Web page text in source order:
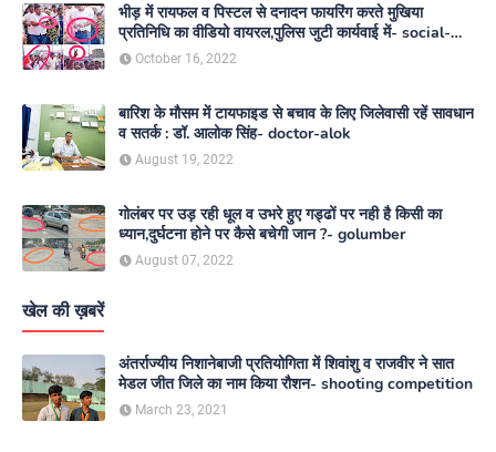
भीड़ में रायफल व पिस्टल से दनादन फायरिंग करते मुखिया
प्रतिनिधि का वीडियो वायरल,पुलिस जुटी कार्यवाई में- social-
media
October 16, 2022
बारिश के मौसम में टायफाइड से बचाव के लिए जिलेवासी रहें सावधान
व सतर्क : डॉ. आलोक सिंह- doctor-alok
August 19, 2022
गोलंबर पर उड़ रही धूल व उभरे हुए गड्ढों पर नही है किसी का
ध्यान,दुर्घटना होने पर कैसे बचेगी जान ?- golumber
August 07, 2022
खेल की ख़बरें
अंतर्राज्यीय निशानेबाजी प्रतियोगिता में शिवांशु व राजवीर ने सात
मेडल जीत जिले का नाम किया रौशन- shooting competition
March 23, 2021